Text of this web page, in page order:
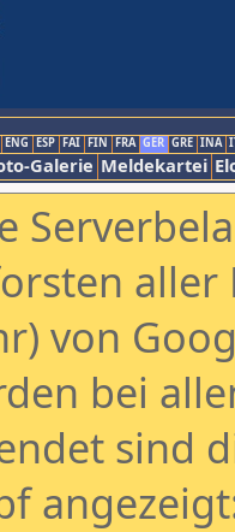
ENG ESP FAI FIN FRA GER GRE INA
Galerie Meldekartei
aller
von
bei
sind